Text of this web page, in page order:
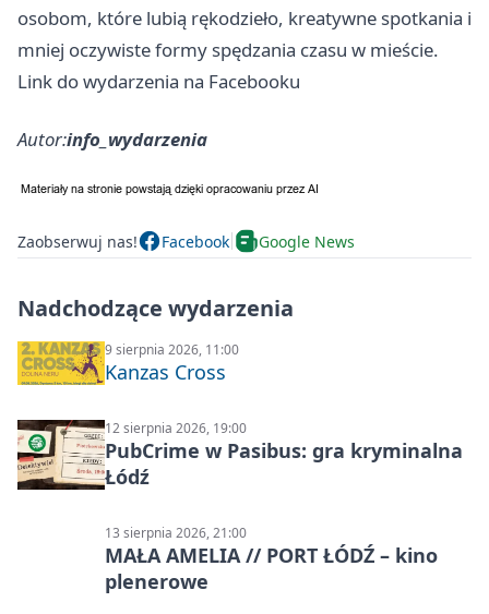
osobom, które lubią rękodzieło, kreatywne spotkania i
mniej oczywiste formy spędzania czasu w mieście.
Link do wydarzenia na Facebooku
Autor:info_wydarzenia
Zaobserwuj nas! Facebook Google News
Nadchodzące wydarzenia
9 sierpnia 2026, 11:00
Kanzas Cross
12 sierpnia 2026, 19:00
PubCrime w Pasibus: gra kryminalna
Łódź
13 sierpnia 2026, 21:00
MAŁA AMELIA // PORT ŁÓDŹ – kino
plenerowe